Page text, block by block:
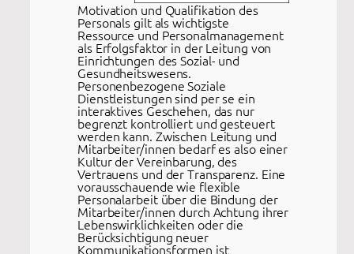
Motivation und Qualifikation des
Personals gilt als wichtigste
Ressource und Personalmanagement
als Erfolgsfaktor in der Leitung von
Einrichtungen des Sozial- und
Gesundheitswesens.
Personenbezogene Soziale
Dienstleistungen sind per se ein
interaktives Geschehen, das nur
begrenzt kontrolliert und gesteuert
werden kann. Zwischen Leitung und
Mitarbeiter/innen bedarf es also einer
Kultur der Vereinbarung, des
Vertrauens und der Transparenz. Eine
vorausschauende wie flexible
Personalarbeit über die Bindung der
Mitarbeiter/innen durch Achtung ihrer
Lebenswirklichkeiten oder die
Berücksichtigung neuer
Kommunikationsformen ist